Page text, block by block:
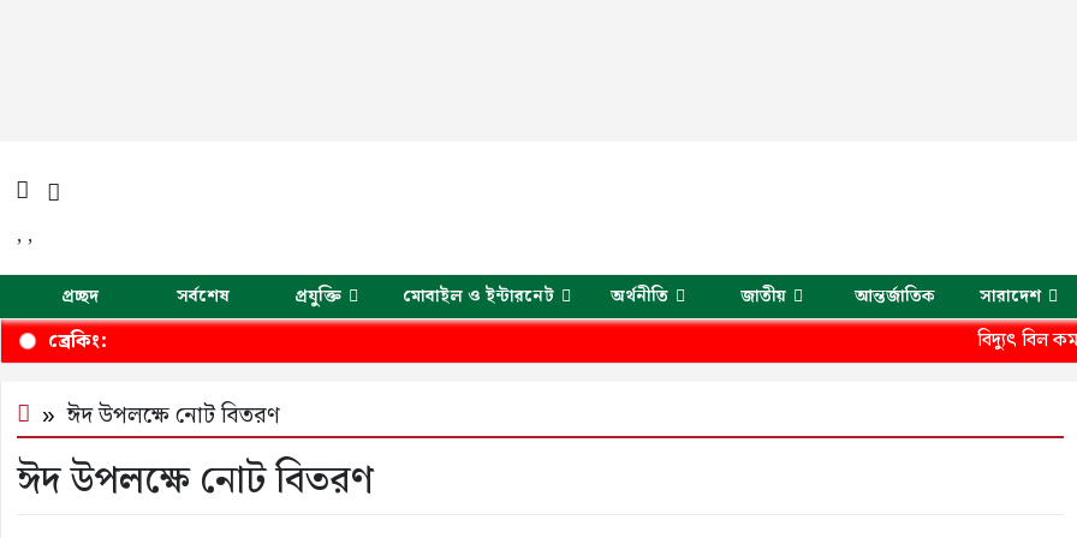
, ,
প্রচ্ছদ সর্বশেষ প্রযুক্তি মোবাইল ও ইন্টারনেট অর্থনীতি জাতীয় আন্তর্জাতিক সারাদেশ
ব্রেকিং: বিদ্যুৎ বিল
ঈদ উপলক্ষে নোট বিতরণ
ঈদ উপলক্ষে নোট বিতরণ